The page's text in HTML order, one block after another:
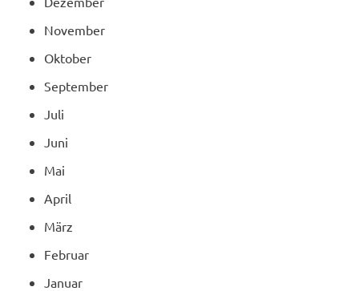
November
Oktober
September
Juli
Juni
Mai
April
März
Februar
Januar